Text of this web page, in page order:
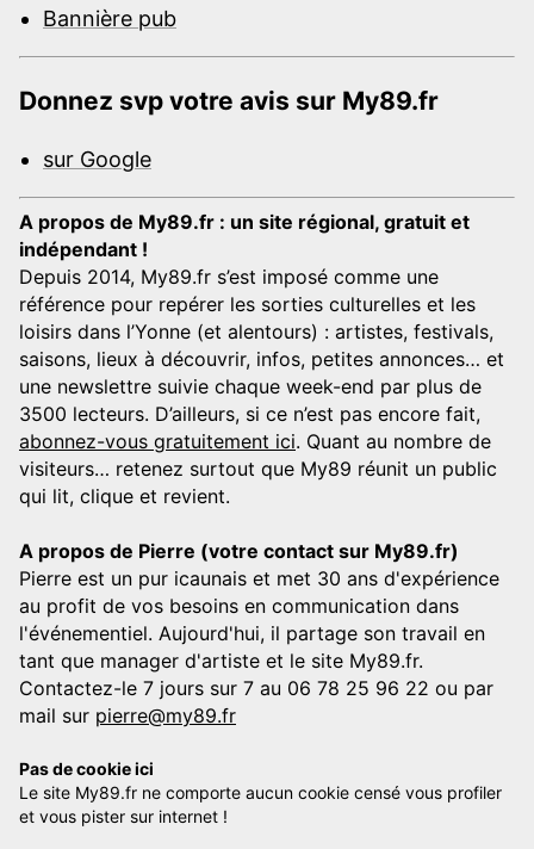
Bannière pub
Donnez svp votre avis sur My89.fr
sur Google
A propos de My89.fr : un site régional, gratuit et
indépendant !
Depuis 2014, My89.fr s’est imposé comme une
référence pour repérer les sorties culturelles et les
loisirs dans l’Yonne (et alentours) : artistes, festivals,
saisons, lieux à découvrir, infos, petites annonces… et
une newslettre suivie chaque week-end par plus de
3500 lecteurs. D’ailleurs, si ce n’est pas encore fait,
abonnez-vous gratuitement ici. Quant au nombre de
visiteurs… retenez surtout que My89 réunit un public
qui lit, clique et revient.
A propos de Pierre (votre contact sur My89.fr)
Pierre est un pur icaunais et met 30 ans d'expérience
au profit de vos besoins en communication dans
l'événementiel. Aujourd'hui, il partage son travail en
tant que manager d'artiste et le site My89.fr.
Contactez-le 7 jours sur 7 au 06 78 25 96 22 ou par
mail sur pierre@my89.fr
Pas de cookie ici
Le site My89.fr ne comporte aucun cookie censé vous profiler
et vous pister sur internet !